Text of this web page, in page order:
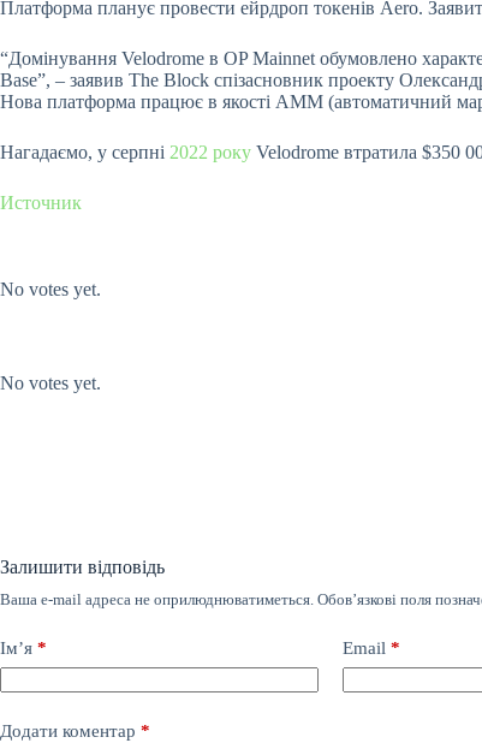
Платформа планує провести ейрдроп токенів Aero.
“Домінування Velodrome в OP Mainnet обумовлено
Base”, – заявив The Block спізасновник проекту
Нова платформа працює в якості AMM (автоматичний
Нагадаємо, у серпні 2022 року Velodrome втратила $350
Источник
No votes yet.
No votes yet.
Залишити відповідь
Ваша e-mail адреса не оприлюднюватиметься. Обов’язкові поля
Ім’я * Email *
Додати коментар *